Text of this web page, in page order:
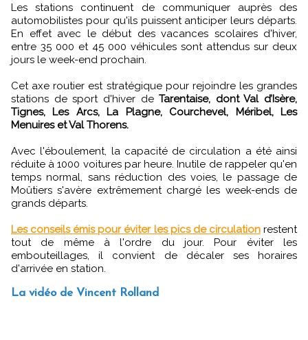
Les stations continuent de communiquer auprès des
automobilistes pour qu'ils puissent anticiper leurs départs.
En effet avec le début des vacances scolaires d'hiver,
entre 35 000 et 45 000 véhicules sont attendus sur deux
jours le week-end prochain.
Cet axe routier est stratégique pour rejoindre les grandes
stations de sport d'hiver deTarentaise, dont Val d’Isère,
Tignes, Les Arcs, La Plagne, Courchevel, Méribel, Les
Menuires et Val Thorens.
Avec l'éboulement, la capacité de circulation a été ainsi
réduite à 1000 voitures par heure. Inutile de rappeler qu'en
temps normal, sans réduction des voies, le passage de
Moûtiers s'avère extrêmement chargé les week-ends de
grands départs.
Les conseils émis pour éviter les pics de circulationrestent
tout de même à l'ordre du jour. Pour éviter les
embouteillages, il convient de décaler ses horaires
d'arrivée en station.
La vidéo de Vincent Rolland